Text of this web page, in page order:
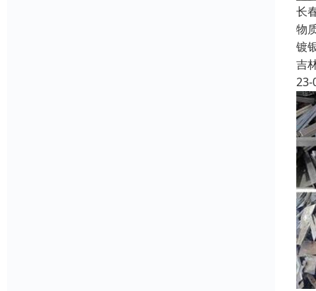
长
物
镀
吉
23-